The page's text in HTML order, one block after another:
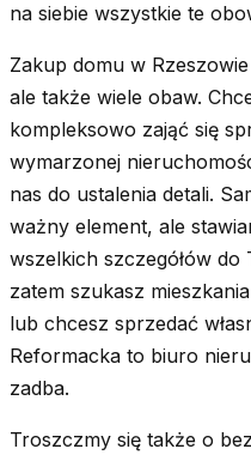
na siebie wszystkie te
Zakup domu w
ale także wiele obaw.
kompleksowo zająć się
wymarzonej
nas do ustalenia detali.
ważny element, ale
wszelkich szczegółów
zatem szukasz
lub chcesz sprzedać
Reformacka to biuro
zadba.
Troszczmy się także o